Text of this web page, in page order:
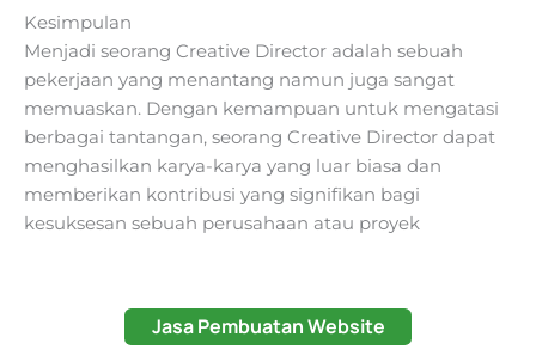
Kesimpulan
Menjadi seorang Creative Director adalah sebuah
pekerjaan yang menantang namun juga sangat
memuaskan. Dengan kemampuan untuk mengatasi
berbagai tantangan, seorang Creative Director dapat
menghasilkan karya-karya yang luar biasa dan
memberikan kontribusi yang signifikan bagi
kesuksesan sebuah perusahaan atau proyek
Jasa Pembuatan Website